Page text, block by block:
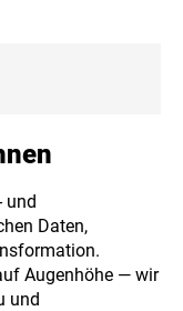
und
Daten,
Augenhöhe — wir
und